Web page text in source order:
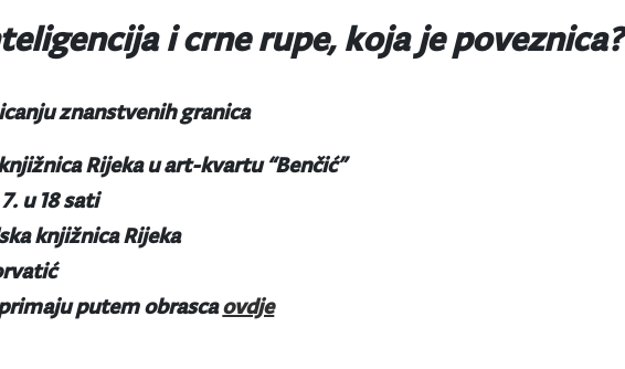
i crne rupe, koja je poveznica?
znanstvenih granica
Rijeka u art-kvartu “Benčić”
u 18 sati
knjižnica Rijeka
putem obrascaovdje